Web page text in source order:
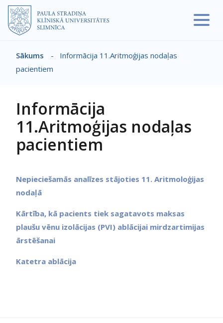
Pārlekt uz galveno saturu
Atpakaļceļš
Sākums -
Informācija 11.Aritmoģijas nodaļas
pacientiem
Informācija
11.Aritmoģijas nodaļas
pacientiem
Nepieciešamās analīzes stājoties 11. Aritmoloģijas
nodaļā
Kārtība, kā pacients tiek sagatavots maksas
plaušu vēnu izolācijas (PVI) ablācijai mirdzartimijas
ārstēšanai
Katetra ablācija